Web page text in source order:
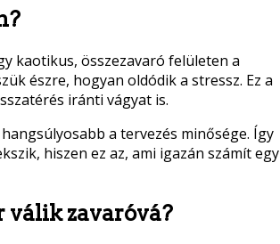
kaotikus, összezavaró felületen a
észre, hogyan oldódik a stressz. Ez a
iránti vágyat is.
a tervezés minősége. Így
hiszen ez az, ami igazán számít egy
válik zavaróvá?